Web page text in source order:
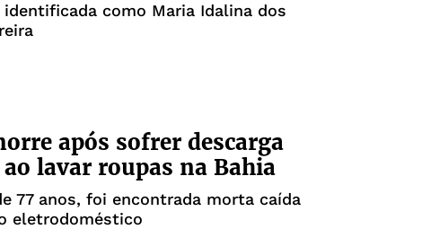
como Maria Idalina dos
após sofrer descarga
lavar roupas na Bahia
77 anos, foi encontrada morta caída
eletrodoméstico